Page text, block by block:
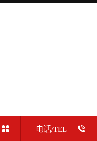
电话/TEL